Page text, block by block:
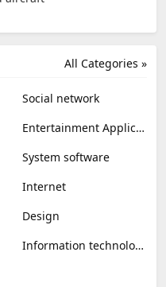
All Categories »
Social network
Entertainment Applications
System software
Internet
Design
Information technology